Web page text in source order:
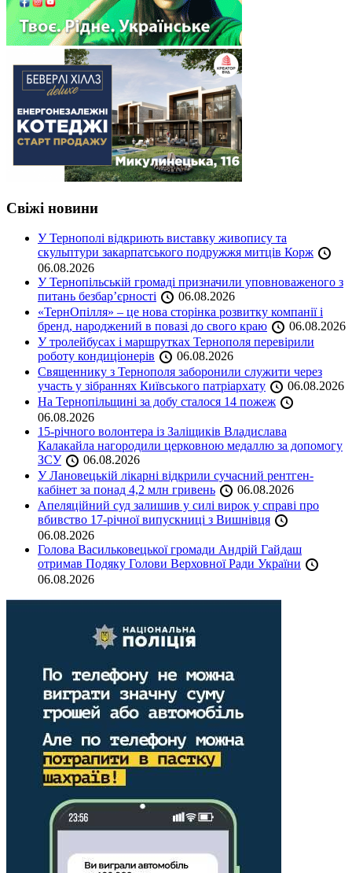
Свіжі новини
У Тернополі відкриють виставку живопису та
скульптури закарпатського подружжя митців Корж
06.08.2026
У Тернопільській громаді призначили уповноваженого з
питань безбар’єрності
06.08.2026
«ТернОпілля» – це нова сторінка розвитку компанії і
бренд, народжений в повазі до свого краю
06.08.2026
У тролейбусах і маршрутках Тернополя перевірили
роботу кондиціонерів
06.08.2026
Священнику з Тернополя заборонили служити через
участь у зібраннях Київського патріархату
06.08.2026
На Тернопільщині за добу сталося 14 пожеж
06.08.2026
15-річного волонтера із Заліщиків Владислава
Калакайла нагородили церковною медаллю за допомогу
ЗСУ
06.08.2026
У Лановецькій лікарні відкрили сучасний рентген-
кабінет за понад 4,2 млн гривень
06.08.2026
Апеляційний суд залишив у силі вирок у справі про
вбивство 17-річної випускниці з Вишнівця
06.08.2026
Голова Васильковецької громади Андрій Гайдаш
отримав Подяку Голови Верховної Ради України
06.08.2026